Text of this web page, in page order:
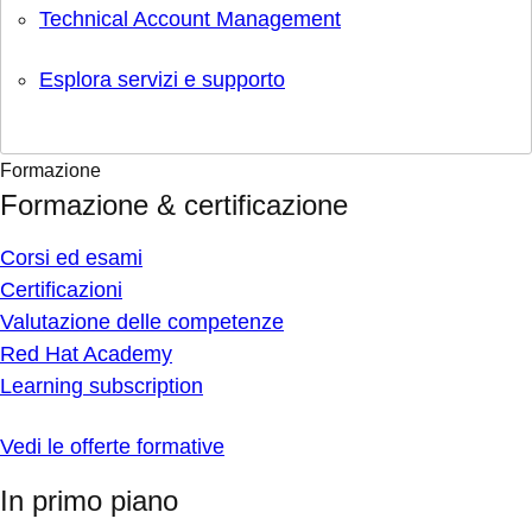
Technical Account Management
Esplora servizi e supporto
Formazione
Formazione & certificazione
Corsi ed esami
Certificazioni
Valutazione delle competenze
Red Hat Academy
Learning subscription
Vedi le offerte formative
In primo piano